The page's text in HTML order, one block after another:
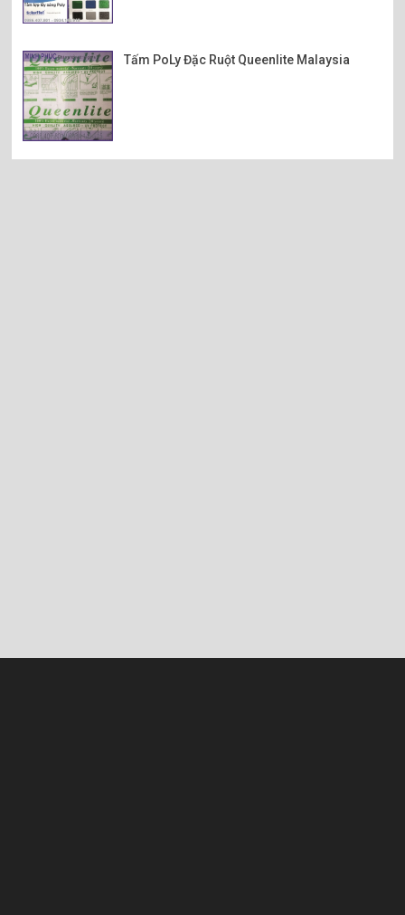
Tấm PoLy Đặc Ruột Queenlite Malaysia